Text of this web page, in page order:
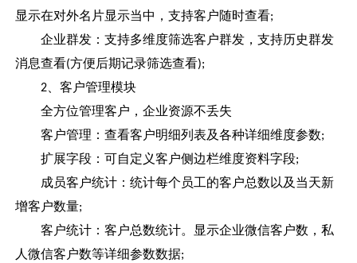
显示在对外名片显示当中，支持客户随时查看;
企业群发：支持多维度筛选客户群发，支持历史群发
消息查看(方便后期记录筛选查看);
2、客户管理模块
全方位管理客户，企业资源不丢失
客户管理：查看客户明细列表及各种详细维度参数;
扩展字段：可自定义客户侧边栏维度资料字段;
成员客户统计：统计每个员工的客户总数以及当天新
增客户数量;
客户统计：客户总数统计。显示企业微信客户数，私
人微信客户数等详细参数数据;